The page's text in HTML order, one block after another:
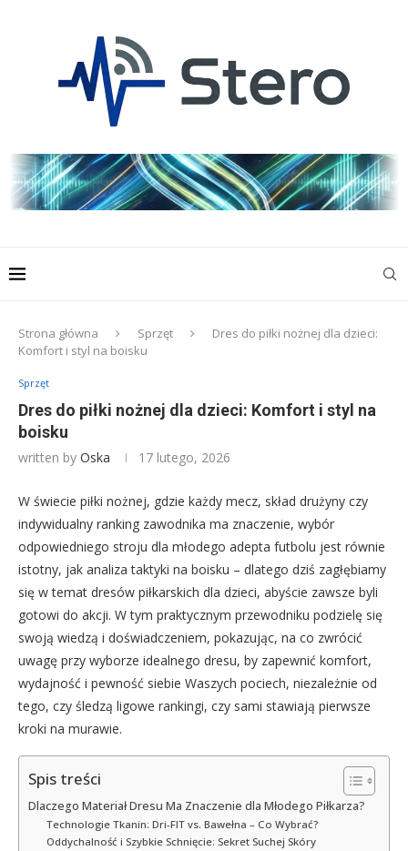
Strona główna Sprzęt
Dres do piłki nożnej dla dzieci:
Komfort i styl na boisku
Sprzęt
Dres do piłki nożnej dla dzieci: Komfort i styl na
boisku
written by Oska 17 lutego, 2026
W świecie piłki nożnej, gdzie każdy mecz, skład drużyny czy
indywidualny ranking zawodnika ma znaczenie, wybór
odpowiedniego stroju dla młodego adepta futbolu jest równie
istotny, jak analiza taktyki na boisku – dlatego dziś zagłębiamy
się w temat dresów piłkarskich dla dzieci, abyście zawsze byli
gotowi do akcji. W tym praktycznym przewodniku podzielę się
swoją wiedzą i doświadczeniem, pokazując, na co zwrócić
uwagę przy wyborze idealnego dresu, by zapewnić komfort,
wydajność i pewność siebie Waszych pociech, niezależnie od
tego, czy śledzą ligowe rankingi, czy sami stawiają pierwsze
kroki na murawie.
Spis treści
Dlaczego Materiał Dresu Ma Znaczenie dla Młodego Piłkarza?
Technologie Tkanin: Dri-FIT vs. Bawełna – Co Wybrać?
Oddychalność i Szybkie Schnięcie: Sekret Suchej Skóry